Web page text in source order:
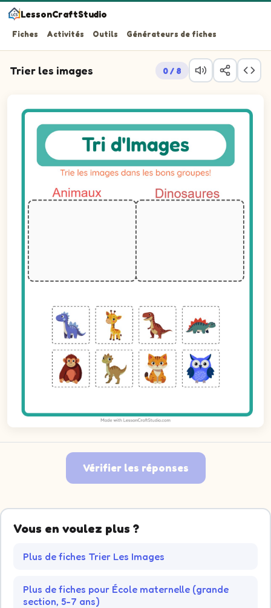
LessonCraftStudio
Fiches Activités Outils Générateurs de fiches
Trier les images 0 / 8
Vérifier les réponses
Image 1 : Parasaurolophus. Décide à quel groupe elle
Image 3 : Tyrannosaure Rex. Décide à quel groupe elle
Image 5 : Orang-outan. Décide à quel groupe elle
Image 7 : Chat. Décide à quel groupe elle appartient.
Image 8 : Hibou. Décide à quel groupe elle appartient.
Vous en voulez plus ?
Plus de fiches Trier Les Images
Plus de fiches pour École maternelle (grande
section, 5-7 ans)